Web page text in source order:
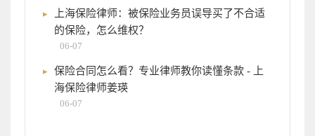
上海保险律师：被保险业务员误导买了不合适
的保险，怎么维权？
06-07
保险合同怎么看？专业律师教你读懂条款 - 上
海保险律师姜瑛
06-07